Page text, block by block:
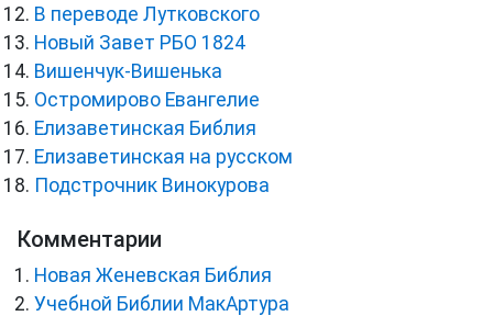
В переводе Лутковского
Новый Завет РБО 1824
Вишенчук-Вишенька
Остромирово Евангелие
Елизаветинская Библия
Елизаветинская на русском
Подстрочник Винокурова
Комментарии
Новая Женевская Библия
Учебной Библии МакАртура